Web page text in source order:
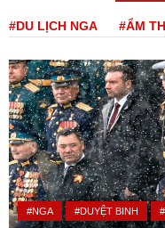
#DU LỊCH NGA #ẨM
#NGA #DUYỆT BINH